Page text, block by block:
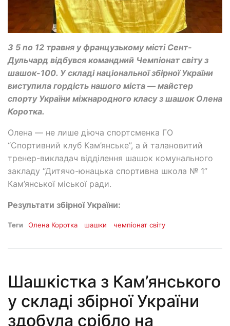
З 5 по 12 травня у французькому місті Сент-
Дульчард відбувся командний Чемпіонат світу з
шашок-100. У складі національної збірної України
виступила гордість нашого міста — майстер
спорту України міжнародного класу з шашок Олена
Коротка.
Олена — не лише діюча спортсменка ГО
“Спортивний клуб Кам’янське”, а й талановитий
тренер-викладач відділення шашок комунального
закладу “Дитячо-юнацька спортивна школа № 1”
Кам’янської міської ради.
Результати збірної України:
Теги Олена Коротка шашки чемпіонат світу
Шашкістка з Кам’янського
у складі збірної України
здобула срібло на